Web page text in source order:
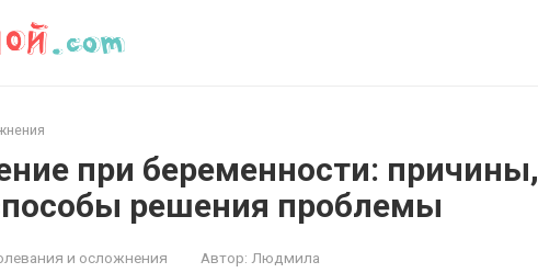
при беременности: причины,
решения проблемы
и осложнения Автор: Людмила